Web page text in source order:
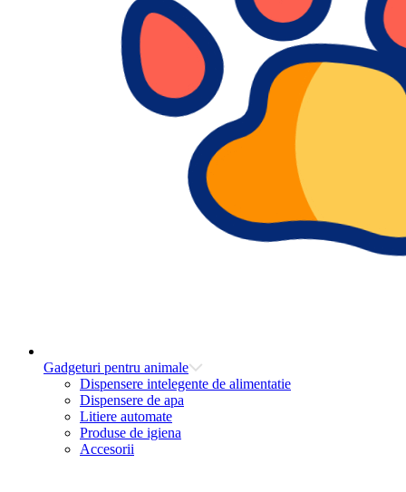
Gadgeturi pentru animale
Dispensere intelegente de alimentatie
Dispensere de apa
Litiere automate
Produse de igiena
Accesorii